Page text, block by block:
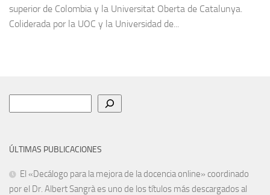
superior de Colombia y la Universitat Oberta de Catalunya.
Coliderada por la UOC y la Universidad de...
ÚLTIMAS PUBLICACIONES
El «Decálogo para la mejora de la docencia online» coordinado
por el Dr. Albert Sangrà es uno de los títulos más descargados al